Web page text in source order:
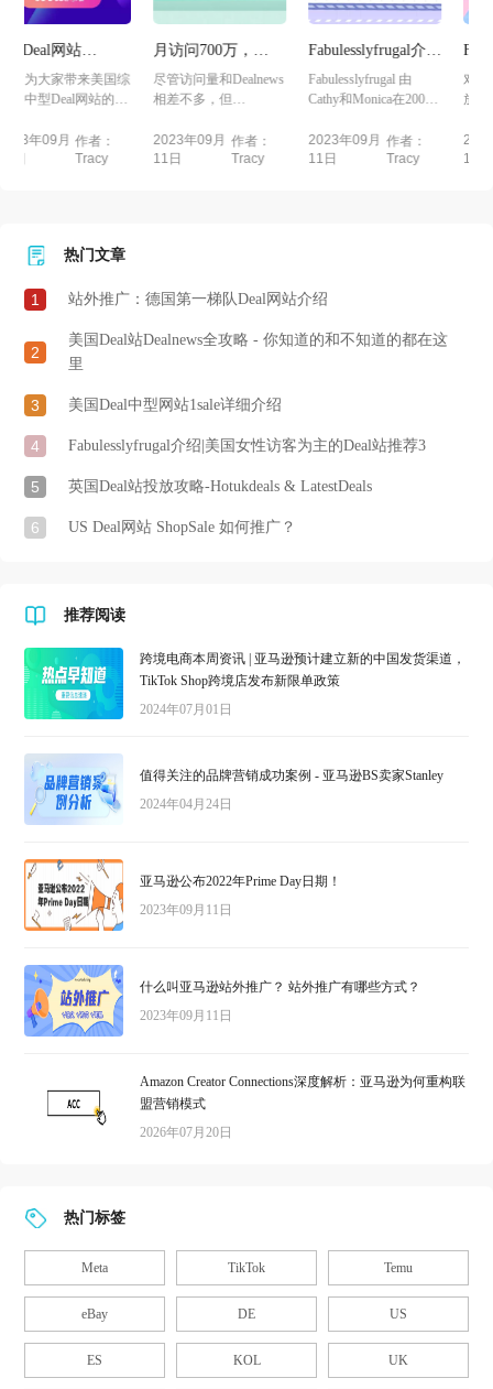
月访问700万，
DansDeals美国Deal
站介绍
尽管访问量和Dealnews
相差不多，但
中的知...
2023年09月
作者：
Fabulesslyfrugal介
绍|美国女性访客为
主的Deal站推荐3
Fabulesslyfrugal 由
Cathy和Monica在2008
最...
2023年09月
作者：
FreeStuffFinder介绍
| 女性受众为主的美
国Deal网站推荐2
对于想在Deal网站上投
放女性产品的卖家而
Hi...
2023年09月
作者：
热门文章
1 站外推广：德国第一梯队Deal网站介绍
2
美国Deal站Dealnews全攻略 - 你知道的和不知道的都在这
里
3 美国Deal中型网站1sale详细介绍
4 Fabulesslyfrugal介绍|美国女性访客为主的Deal站推荐3
5 英国Deal站投放攻略-Hotukdeals & LatestDeals
6 US Deal网站 ShopSale 如何推广？
推荐阅读
跨境电商本周资讯 | 亚马逊预计建立新的中国发货渠道，
TikTok Shop跨境店发布新限单政策
2024年07月01日
值得关注的品牌营销成功案例 - 亚马逊BS卖家Stanley
2024年04月24日
亚马逊公布2022年Prime Day日期！
2023年09月11日
什么叫亚马逊站外推广？ 站外推广有哪些方式？
2023年09月11日
Amazon Creator Connections深度解析：亚马逊为何重构联
盟营销模式
2026年07月20日
热门标签
Meta TikTok Temu
eBay DE US
ES KOL UK